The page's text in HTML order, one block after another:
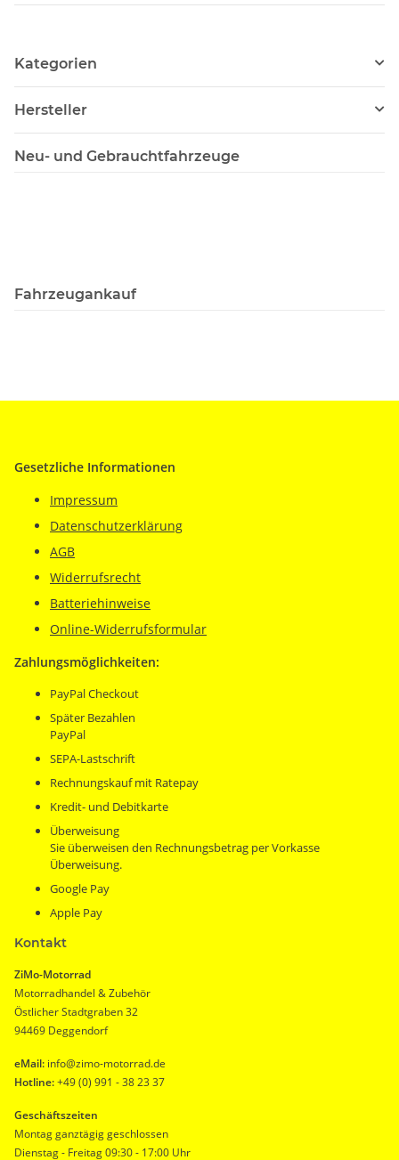
Kategorien
Hersteller
Neu- und Gebrauchtfahrzeuge
Fahrzeugankauf
Gesetzliche Informationen
Impressum
Datenschutzerklärung
AGB
Widerrufsrecht
Batteriehinweise
Online-Widerrufsformular
Zahlungsmöglichkeiten:
PayPal Checkout
Später Bezahlen
PayPal
SEPA-Lastschrift
Rechnungskauf mit Ratepay
Kredit- und Debitkarte
Überweisung
Sie überweisen den Rechnungsbetrag per Vorkasse
Überweisung.
Google Pay
Apple Pay
Kontakt
ZiMo-Motorrad
Motorradhandel & Zubehör
Östlicher Stadtgraben 32
94469 Deggendorf
eMail: info@zimo-motorrad.de
Hotline:+49 (0) 991 - 38 23 37
Geschäftszeiten
Montag ganztägig geschlossen
Dienstag - Freitag 09:30 - 17:00 Uhr